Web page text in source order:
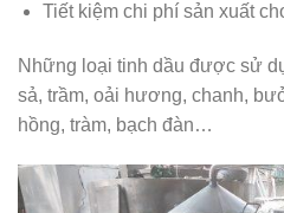
Tiết kiệm chi phí sản xuất
Những loại tinh dầu được sử
sả, trầm, oải hương, chanh,
hồng, tràm, bạch đàn…